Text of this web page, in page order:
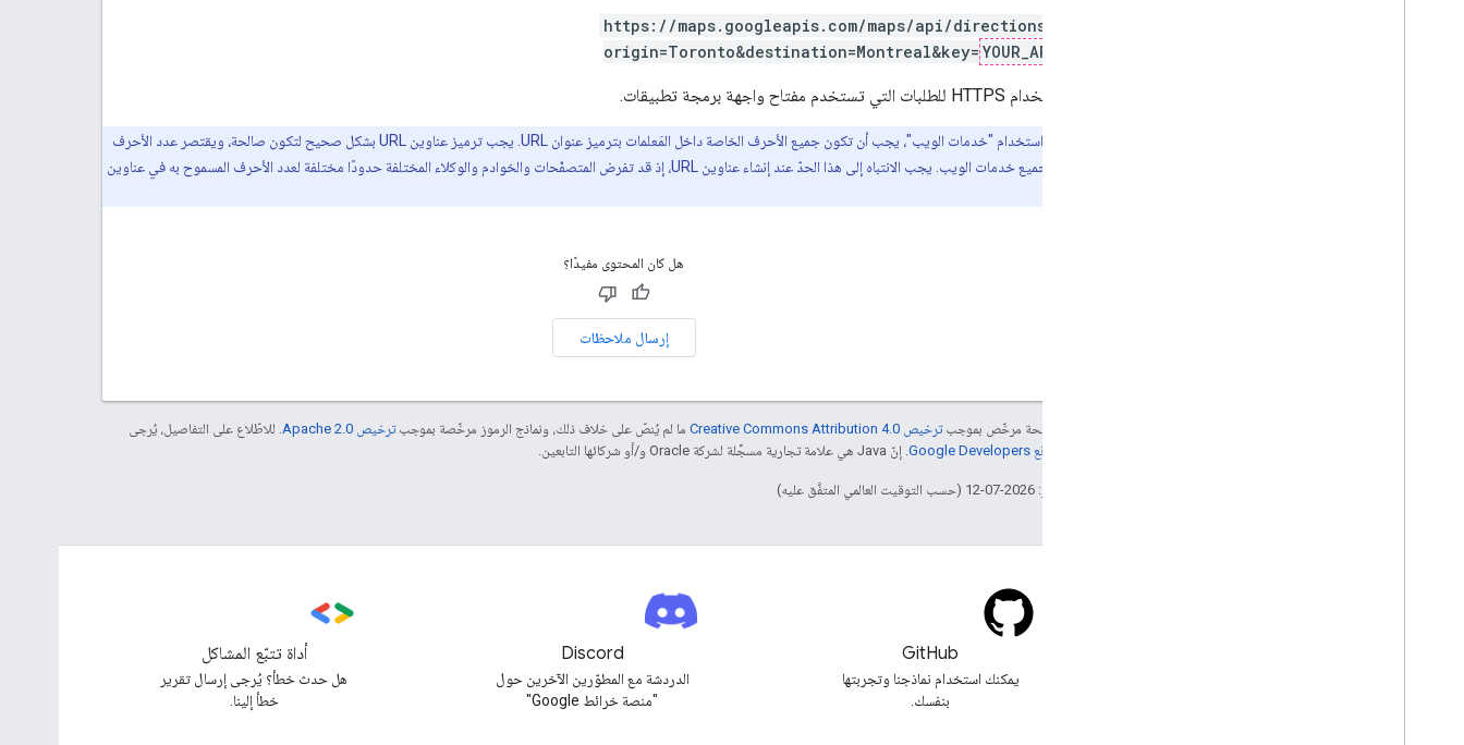
https://maps.googleapis.com/maps/api/directions/json?
origin=Toronto&destination=Montreal&key= YOUR_API_KEY
يجب استخدام HTTPS للطلبات التي تستخدم مفتاح واجهة برمجة تطبيقات.
عند استخدام "خدمات الويب"، يجب أن تكون جميع الأحرف الخاصة داخل المَعلمات بترميز عنوان URL. يجب ترميز عناوين URL بشكل صحيح لتكون صالحة، ويقتصر عدد الأحرف
على 2048 حرفًا لجميع خدمات الويب. يجب الانتباه إلى هذا الحدّ عند إنشاء عناوين URL، إذ قد تفرض المتصفّحات والخوادم والوكلاء المختلفة حدودًا مختلفة لعدد الأحرف المسموح به في عناوين
هل كان المحتوى مفيدًا؟
إرسال ملاحظات
إنّ محتوى هذه الصفحة مرخّص بموجبترخيص Creative Commons Attribution 4.0‏ ما لم يُنصّ على خلاف ذلك، ونماذج الرموز مرخّصة بموجبترخيص Apache 2.0‏
. للاطّلاع على التفاصيل، يُرجى
سياسات موقع Google Developers‏ . إنّ Java هي علامة تجارية مسجَّلة لشركة Oracle و/أو شركائها التابعين.
تاريخ التعديل الأخير: 2026-07-12 (حسب التوقيت العالمي المتفَّق عليه)
GitHub
يمكنك استخدام نماذجنا وتجربتها
بنفسك.
Discord
الدردشة مع المطوّرين الآخرين حول
"منصة خرائط Google"
أداة تتبّع المشاكل
هل حدث خطأ؟ يُرجى إرسال تقرير
خطأ إلينا.